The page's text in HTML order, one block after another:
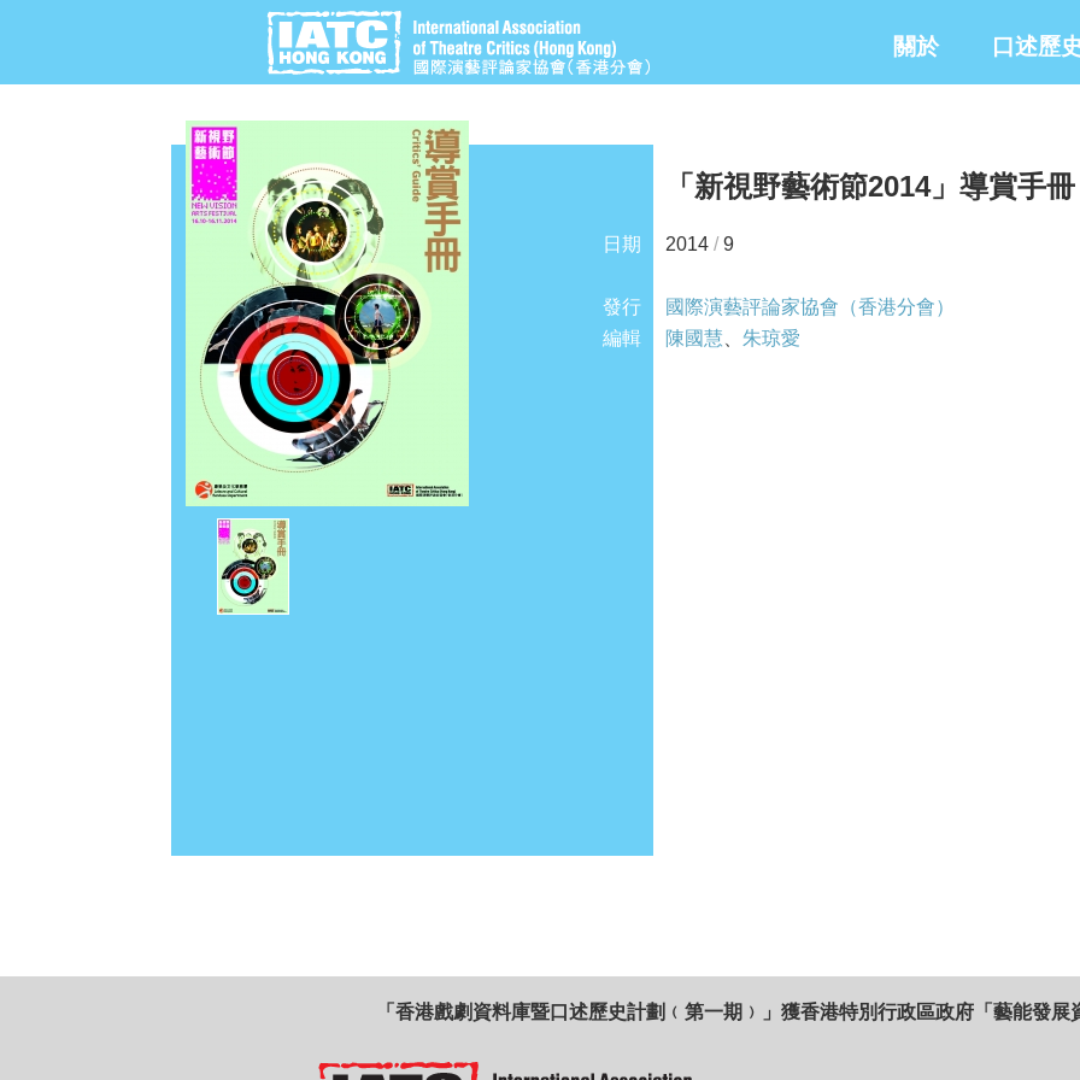
關於 口述歷史
「新視野藝術節2014」導賞手冊
日期 2014 /9
發行
國際演藝評論家協會（香港分會）
編輯
陳國慧 朱琼愛
「香港戲劇資料庫暨口述歷史計劃﹙第一期﹚」獲香港特別行政區政府「藝能發展